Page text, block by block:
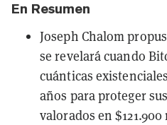
En Resumen
Joseph Chalom
se revelará cuando
cuánticas
años para proteger
valorados en